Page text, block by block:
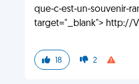
que-c-est-un-souvenir-
target="_blank"> http://
18 2